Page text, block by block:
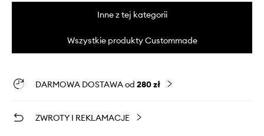
Inne z tej kategorii
Wszystkie produkty Custommade
DARMOWA DOSTAWA od 280 zł
ZWROTY I REKLAMACJE